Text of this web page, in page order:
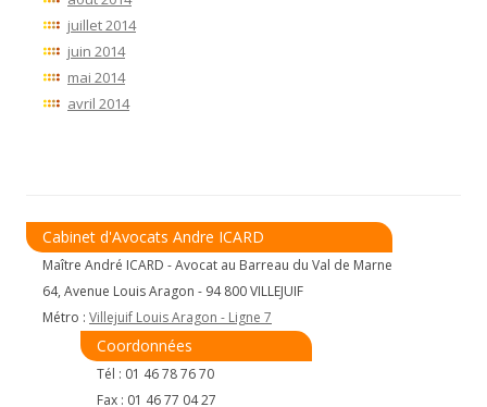
juillet 2014
juin 2014
mai 2014
avril 2014
Cabinet d'Avocats Andre ICARD
Maître André ICARD - Avocat au Barreau du Val de Marne
64, Avenue Louis Aragon - 94 800 VILLEJUIF
Métro : Villejuif Louis Aragon - Ligne 7
Coordonnées
Tél : 01 46 78 76 70
Fax : 01 46 77 04 27